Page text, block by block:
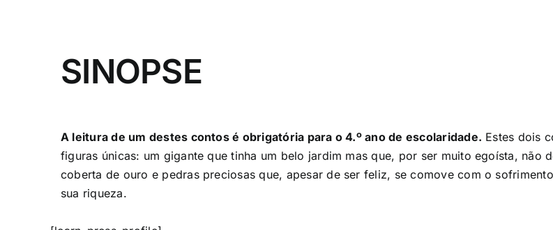
SINOPSE
A leitura de um destes contos é obrigatória para o 4.º ano de escolaridade. Estes dois
figuras únicas: um gigante que tinha um belo jardim mas que, por ser muito egoísta, não
coberta de ouro e pedras preciosas que, apesar de ser feliz, se comove com o
sua riqueza.